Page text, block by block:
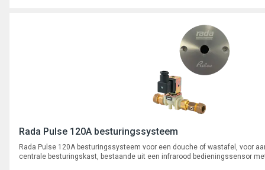
Rada Pulse 120A besturingssysteem
Rada Pulse 120A besturingssysteem voor een douche of wastafel, voor
centrale besturingskast, bestaande uit een infrarood bedieningssensor